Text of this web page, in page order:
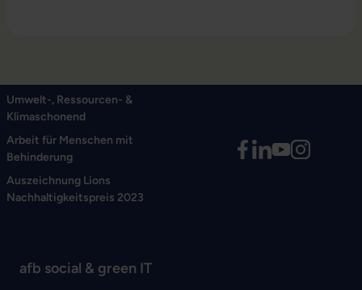
Umwelt-, Ressourcen- &
Klimaschonend
Arbeit für Menschen mit
Behinderung
Auszeichnung Lions
Nachhaltigkeitspreis 2023
afb social & green IT